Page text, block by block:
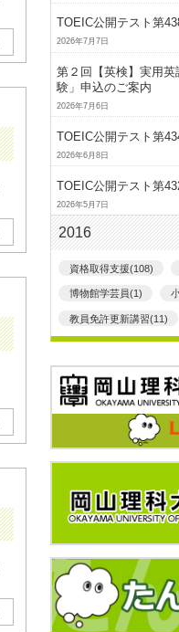
TOEIC公開テスト第
2026年7月7日
第２回【英検】実用
験」申込のご案内
2026年7月6日
TOEIC公開テスト第
2026年6月8日
TOEIC公開テスト第
2026年5月7日
2016
資格取得支援(108)
博物館学芸員(1)
教員免許更新講習(11)